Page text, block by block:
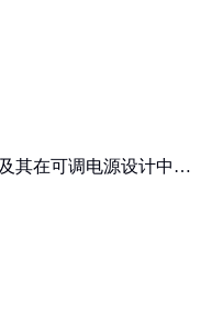
其在可调电源设计中的